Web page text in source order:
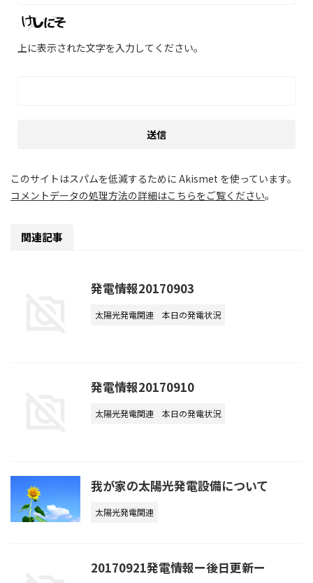
上に表示された文字を入力してください。
このサイトはスパムを低減するために Akismet を使っています。
コメントデータの処理方法の詳細はこちらをご覧ください。
関連記事
発電情報20170903
太陽光発電関連 本日の発電状況
発電情報20170910
太陽光発電関連 本日の発電状況
我が家の太陽光発電設備について
太陽光発電関連
20170921発電情報ー後日更新ー